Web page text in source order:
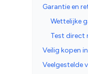
Garantie en
Wettelijke
Test direct
Veilig kopen
Veelgestelde